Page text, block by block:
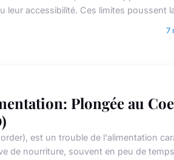
accessibilité. Ces limites poussent
7
Plongée au
est un trouble de l'alimentation
de nourriture, souvent en peu de